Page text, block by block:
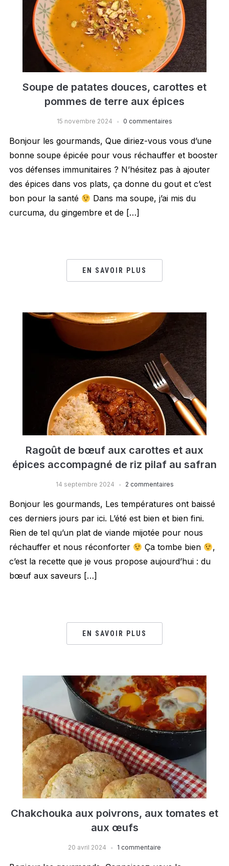
Soupe de patates douces, carottes et
pommes de terre aux épices
15 novembre 2024 0 commentaires
Bonjour les gourmands, Que diriez-vous vous d’une
bonne soupe épicée pour vous réchauffer et booster
vos défenses immunitaires ? N’hésitez pas à ajouter
des épices dans vos plats, ça donne du gout et c’est
bon pour la santé
Dans ma soupe, j’ai mis du
curcuma, du gingembre et de […]
EN SAVOIR PLUS
Ragoût de bœuf aux carottes et aux
épices accompagné de riz pilaf au safran
14 septembre 2024 2 commentaires
Bonjour les gourmands, Les températures ont baissé
ces derniers jours par ici. L’été est bien et bien fini.
Rien de tel qu’un plat de viande mijotée pour nous
réchauffer et nous réconforter
Ça tombe bien
,
c’est la recette que je vous propose aujourd’hui : du
bœuf aux saveurs […]
EN SAVOIR PLUS
Chakchouka aux poivrons, aux tomates et
aux œufs
20 avril 2024 1 commentaire